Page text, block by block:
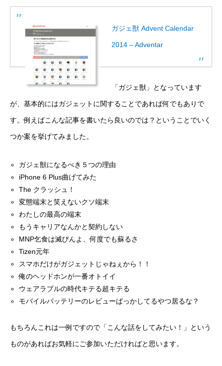
ガジェ獣 Advent Calendar
2014 – Adventar
「ガジェ獣」となっています
が、基本的にはガジェットに関することであれば何でもありで
す。例えばこんな記事を書いたら良いのでは？ということでいく
つか案を挙げてみました。
ガジェ獣になるべき５つの理由
iPhone 6 Plus曲げてみた
The クラッシュ！
変態端末と笑えないクソ端末
わたしの最高の端末
もうキャリアなんかと契約しない
MNP乞食は滅びんよ、何度でも蘇るさ
Tizen元年
スマホだけがガジェットじゃねぇから！！
俺のヘッドホンが一番オトイイ
ウェアラブルの時代キテる超キテる
モバイルバッテリーのレビューばっかしてるやつ居るな？
もちろんこれは一例ですので「こんな話をしてみたい！」という
ものがあればお気軽にご参加いただければと思います。